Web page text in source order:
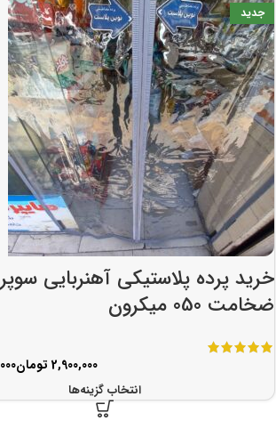
جدید
خرید پرده پلاستیکی آهنربایی
ضخامت 050 میکرون
تومان
انتخاب گزینه‌ها